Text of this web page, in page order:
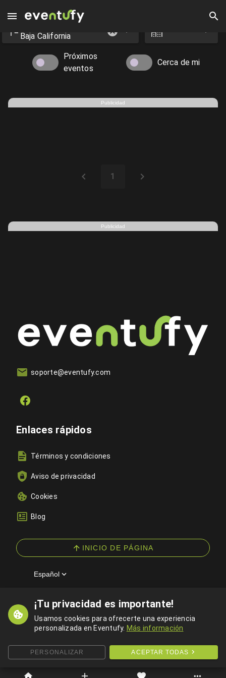
¡Tu privacidad es importante!
Usamos cookies para ofrecerte una experiencia
personalizada en Eventufy. Más información
PERSONALIZAR ACEPTAR TODAS
Eventos en Rosarito - Eventufy 2026 | Eventufy
Baja California
Próximos
eventos
Cerca de mi
Publicidad
1
Publicidad
soporte@eventufy.com
Enlaces rápidos
Términos y condiciones
Aviso de privacidad
Cookies
Blog
INICIO DE PÁGINA
Español